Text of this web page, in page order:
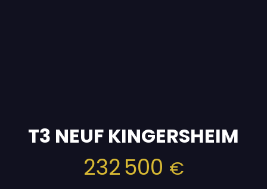
T3 NEUF KINGERSHEIM
232 500 €